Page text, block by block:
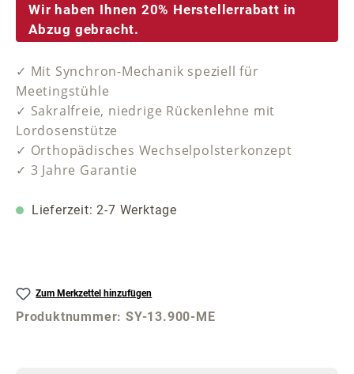
Wir haben Ihnen 20% Herstellerrabatt in
Abzug gebracht.
✓ Mit Synchron-Mechanik speziell für
Meetingstühle
✓ Sakralfreie, niedrige Rückenlehne mit
Lordosenstütze
✓ Orthopädisches Wechselpolsterkonzept
✓ 3 Jahre Garantie
Lieferzeit: 2-7 Werktage
Zum Merkzettel hinzufügen
Produktnummer:SY-13.900-ME